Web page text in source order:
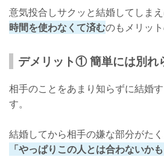
意気投合しサクッと結婚してしまえ
時間を使わなくて済むのもメリット
デメリット① 簡単には別れ
相手のことをあまり知らずに結婚
す。
結婚してから相手の嫌な部分がたく
「やっぱりこの人とは合わないか